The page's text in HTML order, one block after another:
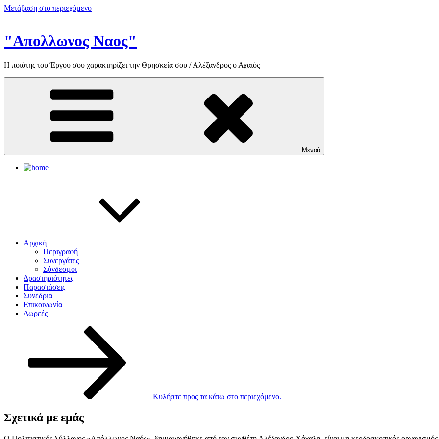
Μετάβαση στο περιεχόμενο
"Απολλωνος Ναος"
Η ποιότης του Έργου σου χαρακτηρίζει την Θρησκεία σου / Αλέξανδρος ο Αχαιός
Μενού
Αρχική
Περιγραφή
Συνεργάτες
Σύνδεσμοι
Δραστηριότητες
Παραστάσεις
Συνέδρια
Επικοινωνία
Δωρεές
Κυλήστε προς τα κάτω στο περιεχόμενο.
Σχετικά με εμάς